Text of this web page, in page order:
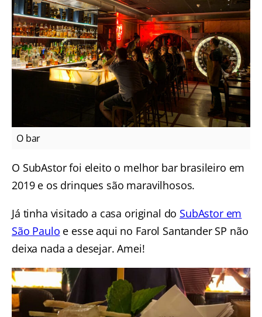
O bar
O SubAstor foi eleito o melhor bar brasileiro em
2019 e os drinques são maravilhosos.
Já tinha visitado a casa original do SubAstor em
São Paulo e esse aqui no Farol Santander SP não
deixa nada a desejar. Amei!